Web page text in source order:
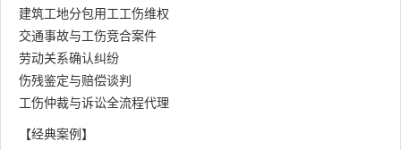
建筑工地分包用工工伤维权
交通事故与工伤竞合案件
劳动关系确认纠纷
伤残鉴定与赔偿谈判
工伤仲裁与诉讼全流程代理
【经典案例】